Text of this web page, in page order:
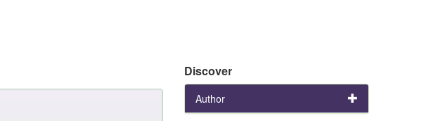
Discover
Author